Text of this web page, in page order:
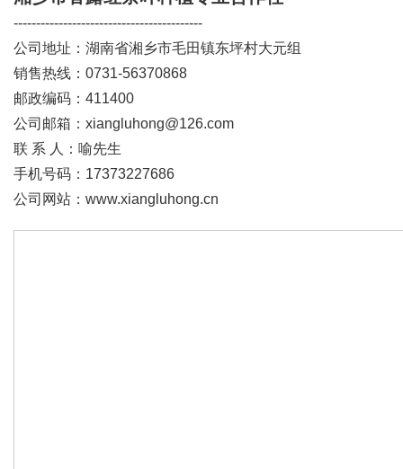
------------------------------------------
公司地址：湖南省湘乡市毛田镇东坪村大元组
销售热线：0731-56370868
邮政编码：411400
公司邮箱：xiangluhong@126.com
联 系 人：喻先生
手机号码：17373227686
公司网站：www.xiangluhong.cn